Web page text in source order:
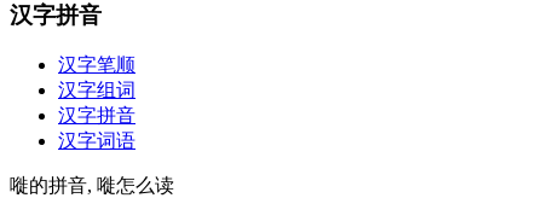
汉字拼音
汉字笔顺
汉字组词
汉字拼音
汉字词语
嘥的拼音, 嘥怎么读